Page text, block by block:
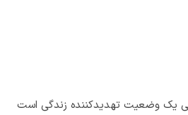
یک وضعیت تهدیدکننده زندگی است